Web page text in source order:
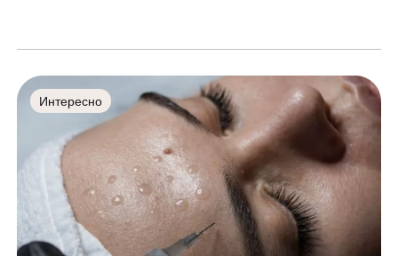
Интересно